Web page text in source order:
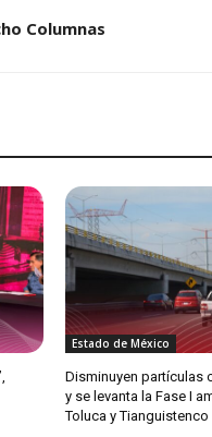
Columnas
Estado de México
Disminuyen partículas
y se levanta la Fase I
Toluca y Tianguistenco